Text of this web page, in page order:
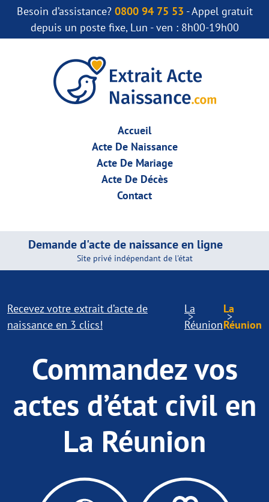
Besoin d’assistance? 0800 94 75 53 - Appel gratuit
depuis un poste fixe, Lun - ven : 8h00-19h00
Accueil
Acte De Naissance
Acte De Mariage
Acte De Décès
Contact
Demande d'acte de naissance en ligne
Site privé indépendant de l'état
Recevez votre extrait d’acte de
naissance en 3 clics!
La
Réunion
La
Réunion
Commandez vos
actes d’état civil en
La Réunion